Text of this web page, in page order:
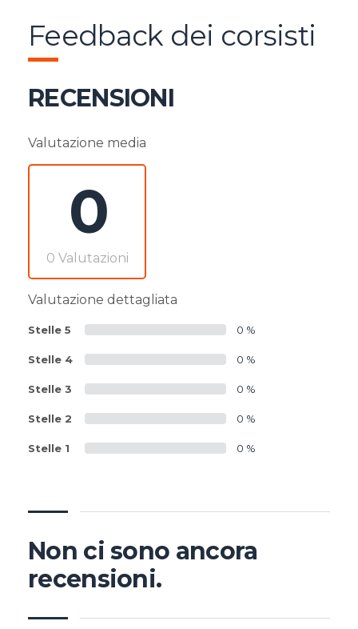
Feedback dei corsisti
RECENSIONI
Valutazione media
0
0 Valutazioni
Valutazione dettagliata
Stelle 5 0 %
Stelle 4 0 %
Stelle 3 0 %
Stelle 2 0 %
Stelle 1 0 %
Non ci sono ancora
recensioni.